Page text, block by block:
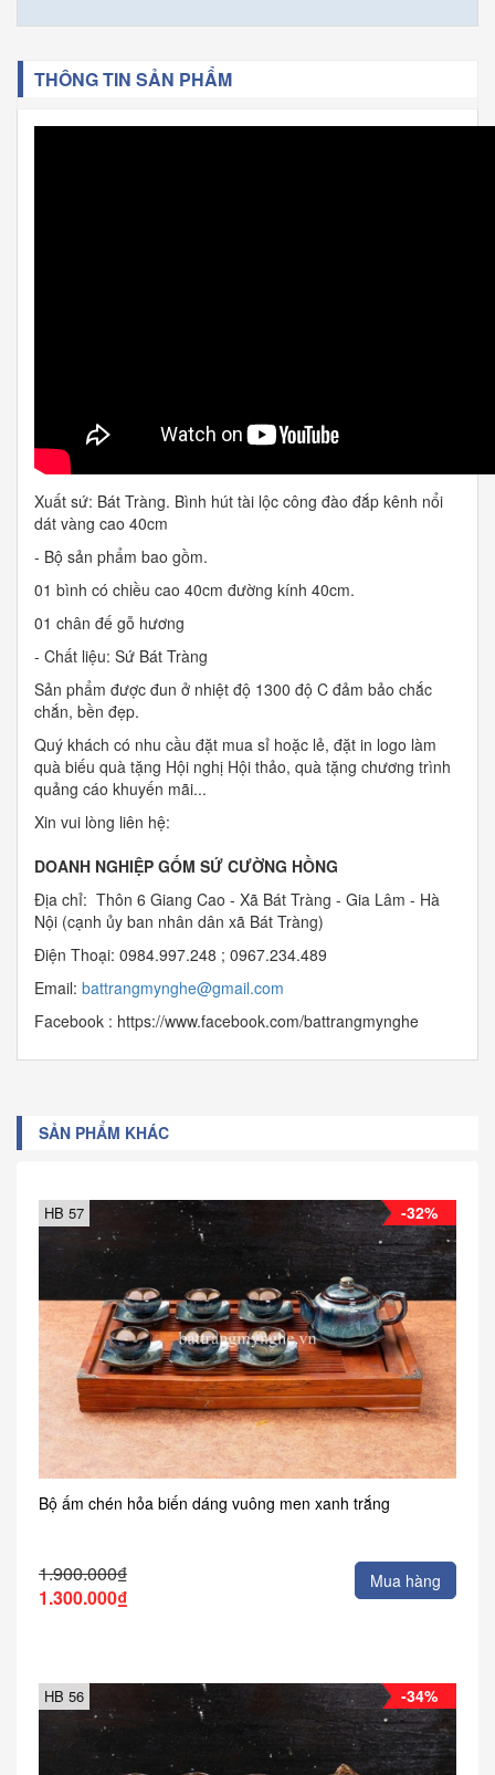
THÔNG TIN SẢN PHẨM
Xuất sứ: Bát Tràng. Bình hút tài lộc công đào đắp kênh nổi
dát vàng cao 40cm
- Bộ sản phẩm bao gồm.
01 bình có chiều cao 40cm đường kính 40cm.
01 chân đế gỗ hương
- Chất liệu: Sứ Bát Tràng
Sản phẩm được đun ở nhiệt độ 1300 độ C đảm bảo chắc
chắn, bền đẹp.
Quý khách có nhu cầu đặt mua sỉ hoặc lẻ, đặt in logo làm
quà biếu quà tặng Hội nghị Hội thảo, quà tặng chương trình
quảng cáo khuyến mãi...
Xin vui lòng liên hệ:
DOANH NGHIỆP GỐM SỨ CƯỜNG HỒNG
Địa chỉ: Thôn 6 Giang Cao - Xã Bát Tràng - Gia Lâm - Hà
Nội (cạnh ủy ban nhân dân xã Bát Tràng)
Điện Thoại: 0984.997.248 ; 0967.234.489
Email: battrangmynghe@gmail.com
Facebook : https://www.facebook.com/battrangmynghe
SẢN PHẨM KHÁC
-32%
HB 57
Bộ ấm chén hỏa biến dáng vuông men xanh trắng
1.900.000₫
1.300.000₫
Mua hàng
-34%
HB 56